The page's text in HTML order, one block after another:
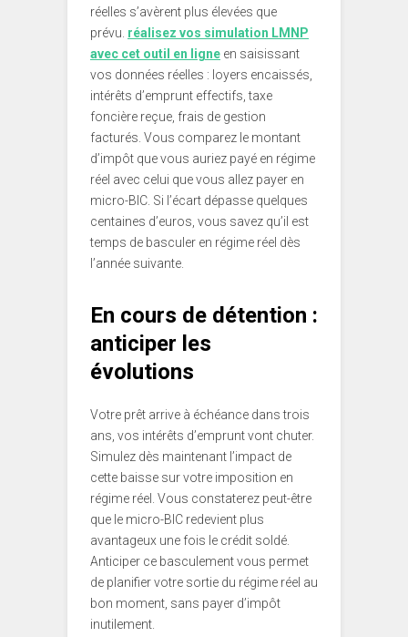
réelles s’avèrent plus élevées que
prévu. réalisez vos simulation LMNP
avec cet outil en ligne en saisissant
vos données réelles : loyers encaissés,
intérêts d’emprunt effectifs, taxe
foncière reçue, frais de gestion
facturés. Vous comparez le montant
d’impôt que vous auriez payé en régime
réel avec celui que vous allez payer en
micro-BIC. Si l’écart dépasse quelques
centaines d’euros, vous savez qu’il est
temps de basculer en régime réel dès
l’année suivante.
En cours de détention :
anticiper les
évolutions
Votre prêt arrive à échéance dans trois
ans, vos intérêts d’emprunt vont chuter.
Simulez dès maintenant l’impact de
cette baisse sur votre imposition en
régime réel. Vous constaterez peut-être
que le micro-BIC redevient plus
avantageux une fois le crédit soldé.
Anticiper ce basculement vous permet
de planifier votre sortie du régime réel au
bon moment, sans payer d’impôt
inutilement.